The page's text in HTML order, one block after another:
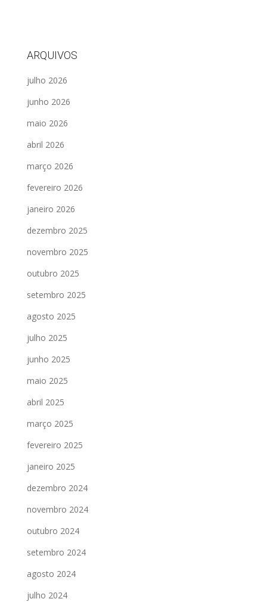
ARQUIVOS
julho 2026
junho 2026
maio 2026
abril 2026
março 2026
fevereiro 2026
janeiro 2026
dezembro 2025
novembro 2025
outubro 2025
setembro 2025
agosto 2025
julho 2025
junho 2025
maio 2025
abril 2025
março 2025
fevereiro 2025
janeiro 2025
dezembro 2024
novembro 2024
outubro 2024
setembro 2024
agosto 2024
julho 2024